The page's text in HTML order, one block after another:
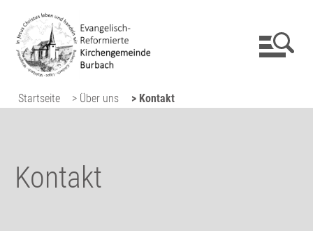
Startseite > Über uns > Kontakt
Kontakt